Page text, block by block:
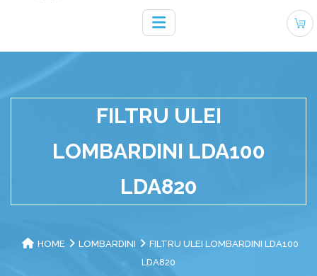
FILTRU ULEI
LOMBARDINI LDA100
LDA820
HOME LOMBARDINI
FILTRU ULEI LOMBARDINI LDA100
LDA820